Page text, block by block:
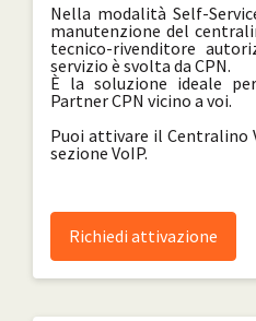
Nella modalità Self-
manutenzione del
tecnico-rivenditore
servizio è svolta da CPN.
È la soluzione ideale
Partner CPN vicino a voi.
Puoi attivare il Centralino
sezione VoIP.
Richiedi attivazione